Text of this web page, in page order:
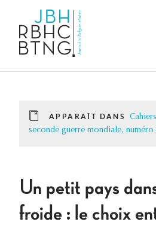
APPARAÎT DANS
seconde guerre mondiale,
Un petit pays
froide : le choix